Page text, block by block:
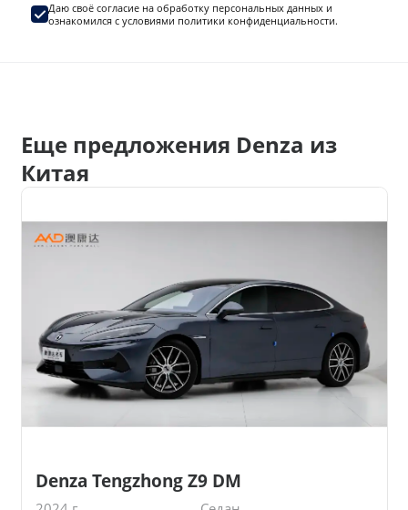
Даю своё согласие на обработку персональных данныхи
ознакомился с условиями политики конфиденциальности.
Еще предложения Denza из
Китая
Denza Tengzhong Z9 DM